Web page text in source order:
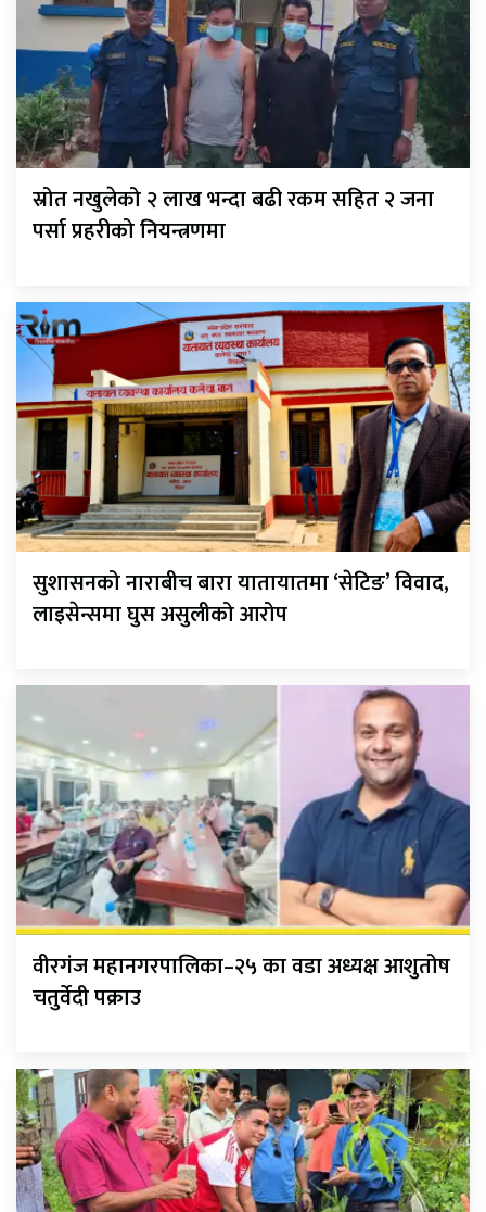
स्रोत नखुलेको २ लाख भन्दा बढी रकम सहित २ जना
पर्सा प्रहरीको नियन्त्रणमा
सुशासनको नाराबीच बारा यातायातमा ‘सेटिङ’ विवाद,
लाइसेन्समा घुस असुलीको आरोप
वीरगंज महानगरपालिका–२५ का वडा अध्यक्ष आशुतोष
चतुर्वेदी पक्राउ